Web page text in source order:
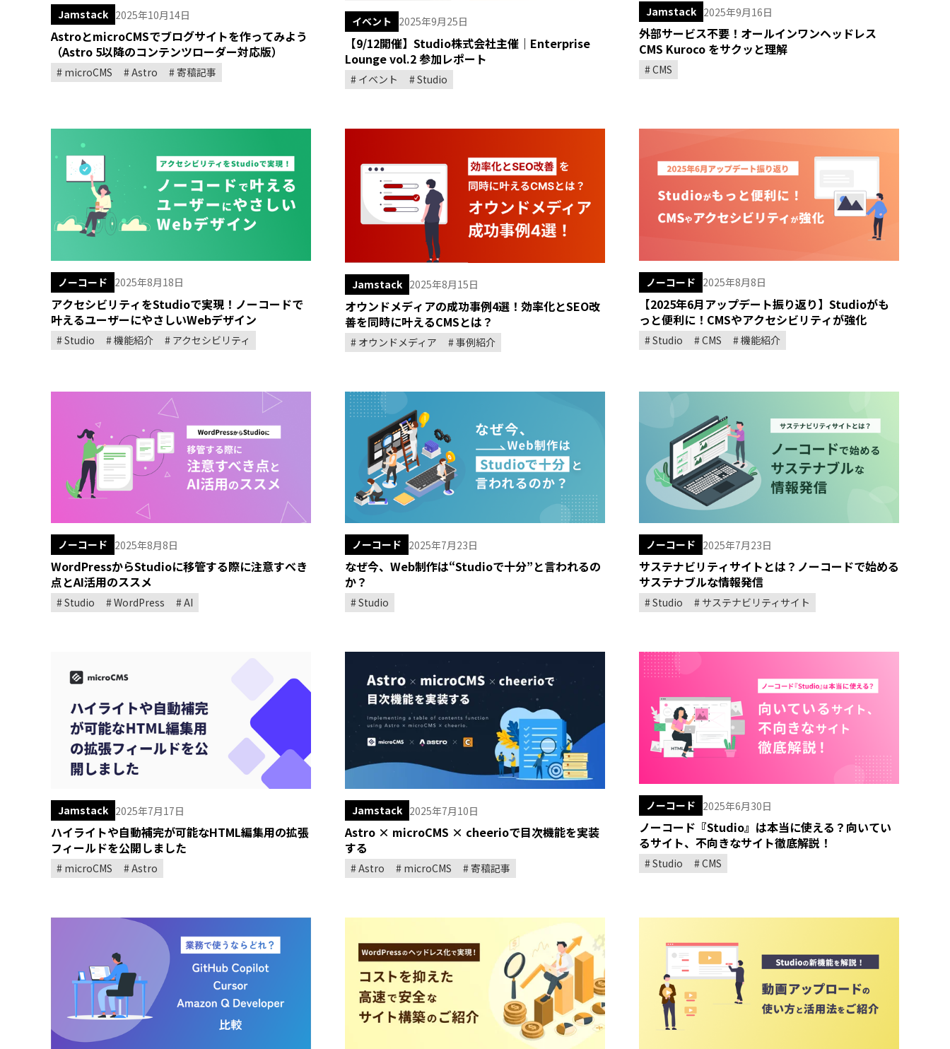
Jamstack 2025年10月14日
AstroとmicroCMSでブログサイトを作ってみよう
（Astro 5以降のコンテンツローダー対応版）
microCMS Astro 寄稿記事
イベント 2025年9月25日
【9/12開催】Studio株式会社主催｜Enterprise
Lounge vol.2 参加レポート
イベント Studio
Jamstack 2025年9月16日
外部サービス不要！オールインワンヘッドレス
CMS Kuroco をサクッと理解
CMS
ノーコード 2025年8月18日
アクセシビリティをStudioで実現！ノーコードで
叶えるユーザーにやさしいWebデザイン
Studio 機能紹介 アクセシビリティ
Jamstack 2025年8月15日
オウンドメディアの成功事例4選！効率化とSEO改
善を同時に叶えるCMSとは？
オウンドメディア 事例紹介
ノーコード 2025年8月8日
【2025年6月アップデート振り返り】Studioがも
っと便利に！CMSやアクセシビリティが強化
Studio CMS 機能紹介
ノーコード 2025年8月8日
WordPressからStudioに移管する際に注意すべき
点とAI活用のススメ
Studio WordPress AI
ノーコード 2025年7月23日
なぜ今、Web制作は“Studioで十分”と言われるの
か？
Studio
ノーコード 2025年7月23日
サステナビリティサイトとは？ノーコードで始める
サステナブルな情報発信
Studio サステナビリティサイト
Jamstack 2025年7月17日
ハイライトや自動補完が可能なHTML編集用の拡張
フィールドを公開しました
microCMS Astro
Jamstack 2025年7月10日
Astro × microCMS × cheerioで目次機能を実装
する
Astro microCMS 寄稿記事
ノーコード 2025年6月30日
ノーコード『Studio』は本当に使える？向いてい
るサイト、不向きなサイト徹底解説！
Studio CMS